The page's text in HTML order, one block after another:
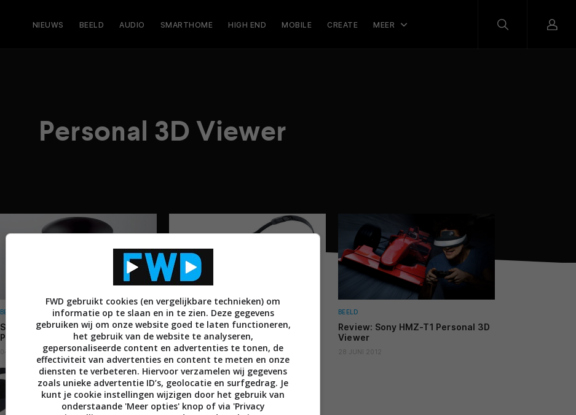
NIEUWS BEELD AUDIO SMARTHOME HIGH END MOBILE CREATE MEER
Personal 3D Viewer
BEELD
Sony introduceert nieuwe
Personal 3D Viewer, HMZ-T3
04 SEPTEMBER 2013
BEELD
Sony introduceert nieuwe
Personal 3D Viewer, HMZ-T2
29 AUGUSTUS 2012
BEELD
Review: Sony HMZ-T1 Personal 3D
Viewer
28 JUNI 2012
FWD gebruikt cookies (en vergelijkbare technieken) om
informatie op te slaan en in te zien. Deze gegevens
gebruiken wij om onze website goed te laten functioneren,
het gebruik van de website te analyseren,
gepersonaliseerde content en advertenties te tonen, de
effectiviteit van advertenties en content te meten en onze
diensten te verbeteren. Hiervoor verzamelen wij gegevens
zoals unieke advertentie ID’s, geolocatie en surfgedrag. Je
kunt je cookie instellingen wijzigen door het gebruik van
onderstaande 'Meer opties' knop of via 'Privacy